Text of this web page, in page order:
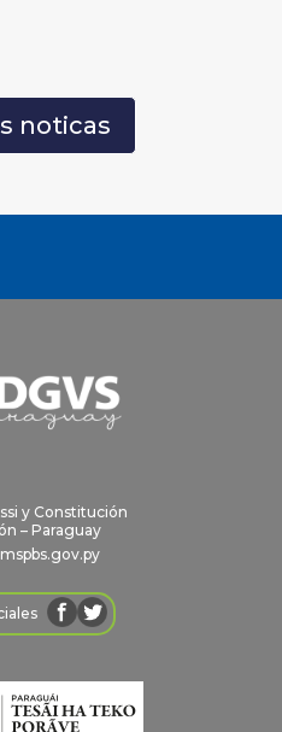
noticas
y Constitución
– Paraguay